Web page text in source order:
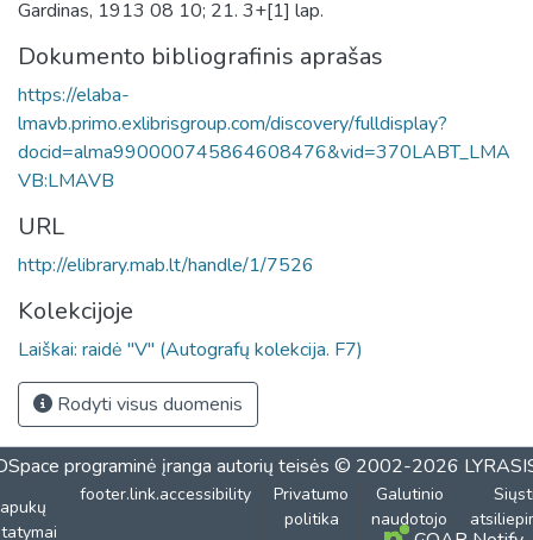
Gardinas, 1913 08 10; 21. 3+[1] lap.
Dokumento bibliografinis aprašas
https://elaba-
lmavb.primo.exlibrisgroup.com/discovery/fulldisplay?
docid=alma990000745864608476&vid=370LABT_LMA
VB:LMAVB
URL
http://elibrary.mab.lt/handle/1/7526
Kolekcijoje
Laiškai: raidė "V" (Autografų kolekcija. F7)
Rodyti visus duomenis
programinė įranga autorių teisės © 2002-2026
footer.link.accessibility
Privatumo
politika
Galutinio
naudotojo